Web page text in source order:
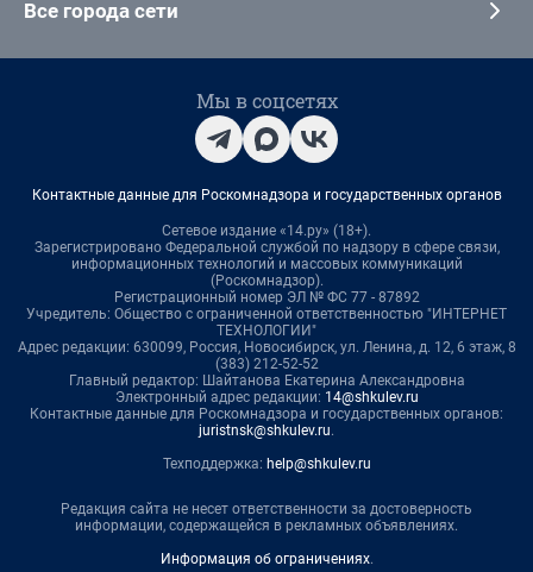
Все города сети
Мы в соцсетях
Контактные данные для Роскомнадзора и государственных органов
Сетевое издание «14.ру» (18+).
Зарегистрировано Федеральной службой по надзору в сфере связи,
информационных технологий и массовых коммуникаций
(Роскомнадзор).
Регистрационный номер ЭЛ № ФС 77 - 87892
Учредитель: Общество с ограниченной ответственностью "ИНТЕРНЕТ
ТЕХНОЛОГИИ"
Адрес редакции: 630099, Россия, Новосибирск, ул. Ленина, д. 12, 6 этаж, 8
(383) 212-52-52
Главный редактор: Шайтанова Екатерина Александровна
Электронный адрес редакции: 14@shkulev.ru
Контактные данные для Роскомнадзора и государственных органов:
juristnsk@shkulev.ru.
Техподдержка: help@shkulev.ru
Редакция сайта не несет ответственности за достоверность
информации, содержащейся в рекламных объявлениях.
Информация об ограничениях.